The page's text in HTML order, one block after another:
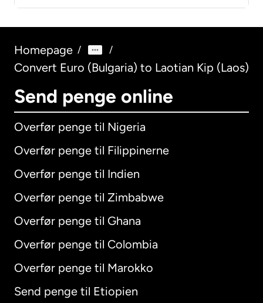
Homepage / /
Convert Euro (Bulgaria) to Laotian Kip (Laos)
Send penge online
Overfør penge til Nigeria
Overfør penge til Filippinerne
Overfør penge til Indien
Overfør penge til Zimbabwe
Overfør penge til Ghana
Overfør penge til Colombia
Overfør penge til Marokko
Send penge til Etiopien